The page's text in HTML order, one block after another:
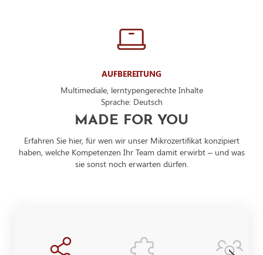
AUFBEREITUNG
Multimediale, lerntypengerechte Inhalte
Sprache: Deutsch
MADE FOR YOU
Erfahren Sie hier, für wen wir unser Mikrozertifikat konzipiert
haben, welche Kompetenzen Ihr Team damit erwirbt – und was
sie sonst noch erwarten dürfen.